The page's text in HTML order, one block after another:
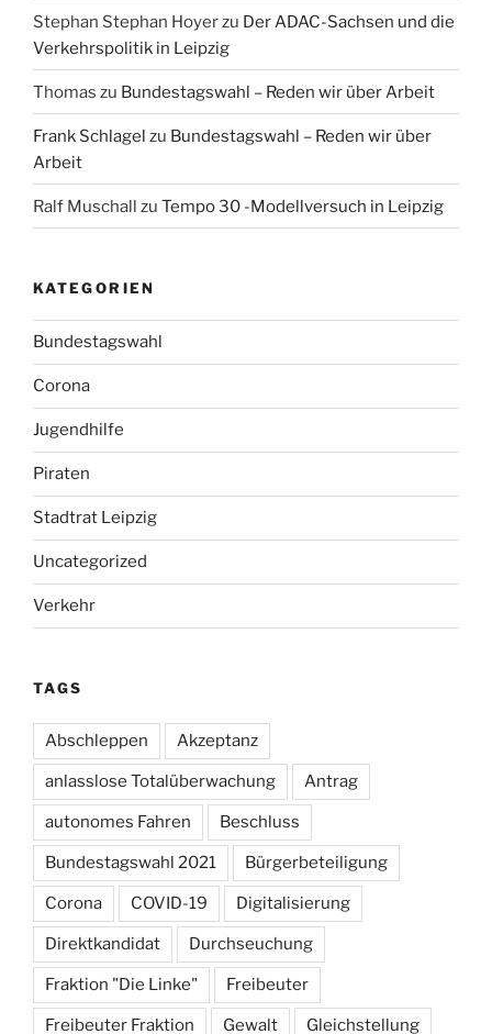
Stephan Stephan Hoyerzu Der ADAC-Sachsen und die
Verkehrspolitik in Leipzig
Thomas zu Bundestagswahl – Reden wir über Arbeit
Frank Schlagel zu Bundestagswahl – Reden wir über
Arbeit
Ralf Muschall zu Tempo 30 -Modellversuch in Leipzig
KATEGORIEN
Bundestagswahl
Corona
Jugendhilfe
Piraten
Stadtrat Leipzig
Uncategorized
Verkehr
TAGS
Abschleppen Akzeptanz
anlasslose Totalüberwachung Antrag
autonomes Fahren Beschluss
Bundestagswahl 2021 Bürgerbeteiligung
Corona COVID-19 Digitalisierung
Direktkandidat Durchseuchung
Fraktion "Die Linke" Freibeuter
Freibeuter Fraktion Gewalt Gleichstellung